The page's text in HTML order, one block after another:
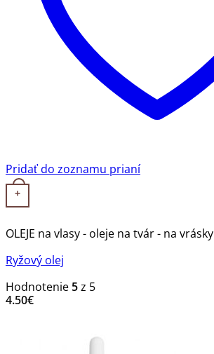
Pridať do zoznamu prianí
+
OLEJE na vlasy - oleje na tvár - na vrásky
Ryžový olej
Hodnotenie5z 5
4.50€